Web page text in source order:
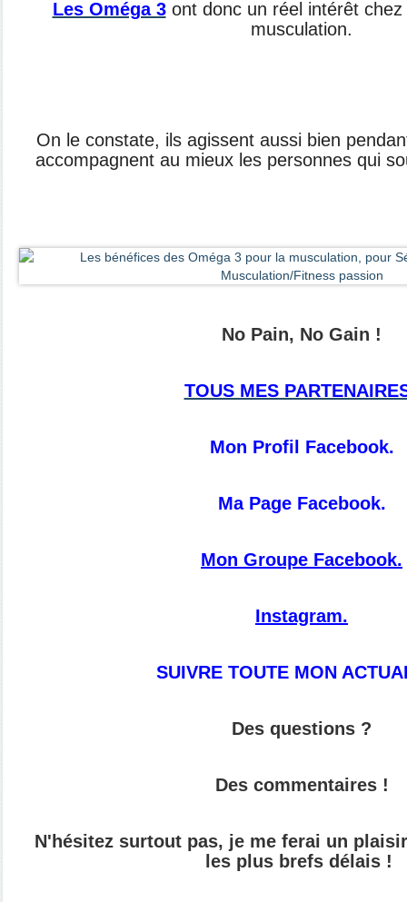
Les Oméga 3ont donc un réel intérêt chez
musculation.
On le constate, ils agissent aussi bien
accompagnent au mieux les personnes qui
No Pain, No Gain !
TOUS MES
Mon Profil Facebook.
Ma Page Facebook.
Mon Groupe Facebook.
Instagram.
SUIVRE TOUTE MON
Des questions ?
Des commentaires !
N'hésitez surtout pas, je me ferai un
les plus brefs délais !